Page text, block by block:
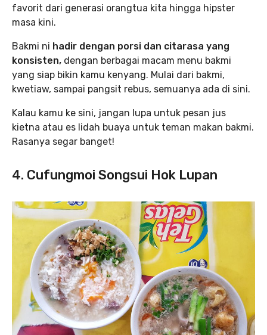
favorit dari generasi orangtua kita hingga hipster
masa kini.
Bakmi ni hadir dengan porsi dan citarasa yang
konsisten, dengan berbagai macam menu bakmi
yang siap bikin kamu kenyang. Mulai dari bakmi,
kwetiaw, sampai pangsit rebus, semuanya ada di sini.
Kalau kamu ke sini, jangan lupa untuk pesan jus
kietna atau es lidah buaya untuk teman makan bakmi.
Rasanya segar banget!
4. Cufungmoi Songsui Hok Lupan